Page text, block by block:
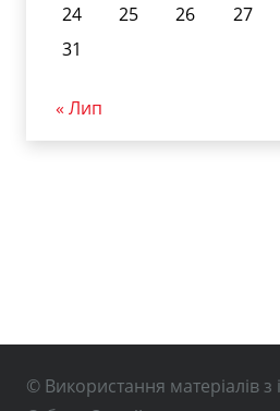
24
25 26 27
31
« Лип
© Використання матеріалів з